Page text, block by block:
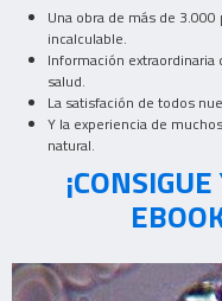
Una obra de más de 3.000
incalculable.
Información extraordinaria
salud.
La satisfación de todos
Y la experiencia de
natural.